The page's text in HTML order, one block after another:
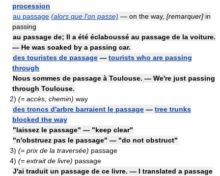
procession
au passage (alors que l'on passe) — on the way, [remarquer] in
passing
au passage de; Il a été éclaboussé au passage de la voiture.
— He was soaked by a passing car.
des touristes de passage — tourists who are passing
through
Nous sommes de passage à Toulouse. — We're just passing
through Toulouse.
2) (= accès, chemin) way
des troncs d'arbre barraient le passage — tree trunks
blocked the way
"laissez le passage" — "keep clear"
"n'obstruez pas le passage" — "do not obstruct"
3) (= prix de la traversée) passage
4) (= extrait de livre) passage
J'ai traduit un passage de ce livre. — I translated a passage